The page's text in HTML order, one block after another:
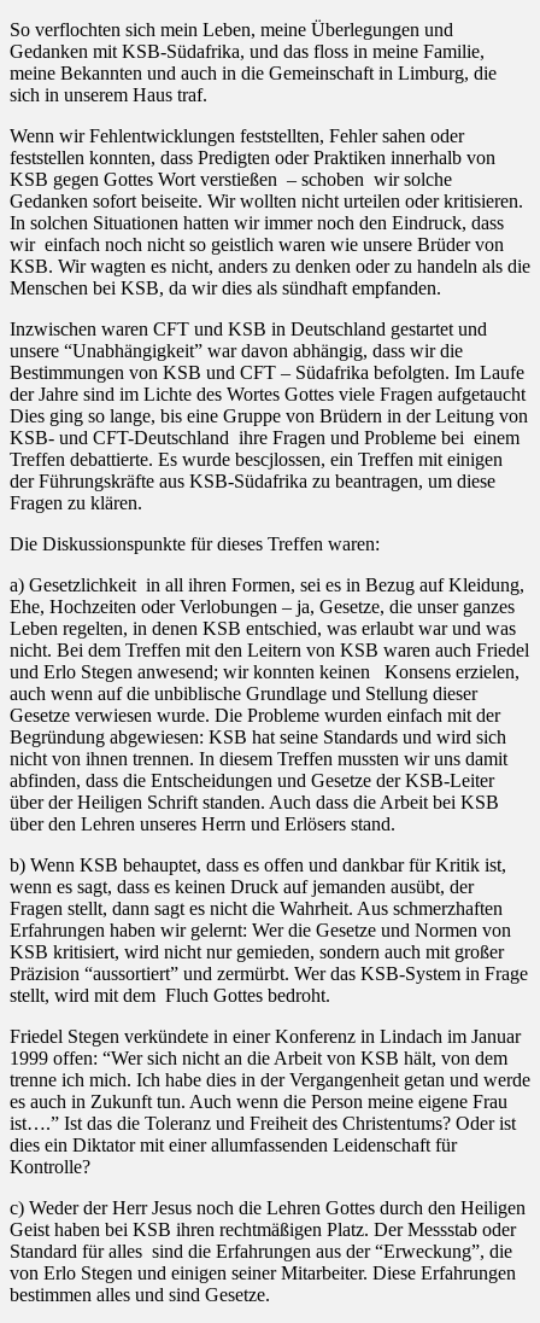
So verflochten sich mein Leben, meine Überlegungen und
Gedanken mit KSB-Südafrika, und das floss in meine Familie,
meine Bekannten und auch in die Gemeinschaft in Limburg, die
sich in unserem Haus traf.
Wenn wir Fehlentwicklungen feststellten, Fehler sahen oder
feststellen konnten, dass Predigten oder Praktiken innerhalb von
KSB gegen Gottes Wort verstießen – schoben wir solche
Gedanken sofort beiseite. Wir wollten nicht urteilen oder kritisieren.
In solchen Situationen hatten wir immer noch den Eindruck, dass
wir einfach noch nicht so geistlich waren wie unsere Brüder von
KSB. Wir wagten es nicht, anders zu denken oder zu handeln als die
Menschen bei KSB, da wir dies als sündhaft empfanden.
Inzwischen waren CFT und KSB in Deutschland gestartet und
unsere “Unabhängigkeit” war davon abhängig, dass wir die
Bestimmungen von KSB und CFT – Südafrika befolgten. Im Laufe
der Jahre sind im Lichte des Wortes Gottes viele Fragen aufgetaucht
Dies ging so lange, bis eine Gruppe von Brüdern in der Leitung von
KSB- und CFT-Deutschland ihre Fragen und Probleme bei einem
Treffen debattierte. Es wurde bescjlossen, ein Treffen mit einigen
der Führungskräfte aus KSB-Südafrika zu beantragen, um diese
Fragen zu klären.
Die Diskussionspunkte für dieses Treffen waren:
a) Gesetzlichkeit in all ihren Formen, sei es in Bezug auf Kleidung,
Ehe, Hochzeiten oder Verlobungen – ja, Gesetze, die unser ganzes
Leben regelten, in denen KSB entschied, was erlaubt war und was
nicht. Bei dem Treffen mit den Leitern von KSB waren auch Friedel
und Erlo Stegen anwesend; wir konnten keinen
Konsens erzielen,
auch wenn auf die unbiblische Grundlage und Stellung dieser
Gesetze verwiesen wurde. Die Probleme wurden einfach mit der
Begründung abgewiesen: KSB hat seine Standards und wird sich
nicht von ihnen trennen. In diesem Treffen mussten wir uns damit
abfinden, dass die Entscheidungen und Gesetze der KSB-Leiter
über der Heiligen Schrift standen. Auch dass die Arbeit bei KSB
über den Lehren unseres Herrn und Erlösers stand.
b) Wenn KSB behauptet, dass es offen und dankbar für Kritik ist,
wenn es sagt, dass es keinen Druck auf jemanden ausübt, der
Fragen stellt, dann sagt es nicht die Wahrheit. Aus schmerzhaften
Erfahrungen haben wir gelernt: Wer die Gesetze und Normen von
KSB kritisiert, wird nicht nur gemieden, sondern auch mit großer
Präzision “aussortiert” und zermürbt. Wer das KSB-System in Frage
stellt, wird mit dem Fluch Gottes bedroht.
Friedel Stegen verkündete in einer Konferenz in Lindach im Januar
1999 offen: “Wer sich nicht an die Arbeit von KSB hält, von dem
trenne ich mich. Ich habe dies in der Vergangenheit getan und werde
es auch in Zukunft tun. Auch wenn die Person meine eigene Frau
ist….” Ist das die Toleranz und Freiheit des Christentums? Oder ist
dies ein Diktator mit einer allumfassenden Leidenschaft für
Kontrolle?
c) Weder der Herr Jesus noch die Lehren Gottes durch den Heiligen
Geist haben bei KSB ihren rechtmäßigen Platz. Der Messstab oder
Standard für alles sind die Erfahrungen aus der “Erweckung”, die
von Erlo Stegen und einigen seiner Mitarbeiter. Diese Erfahrungen
bestimmen alles und sind Gesetze.